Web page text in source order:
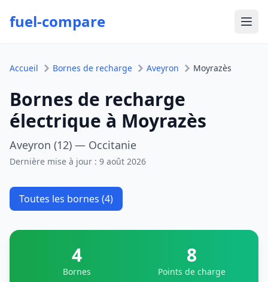
fuel-compare
Accueil Bornes de recharge Aveyron Moyrazès
Bornes de recharge
électrique à Moyrazès
Aveyron (12) — Occitanie
Dernière mise à jour : 9 août 2026
Toutes les bornes (4)
4
Bornes
8
Points de charge